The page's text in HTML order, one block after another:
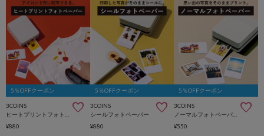
5％OFFクーポン
3COINS
ヒートプリントフォトペーパー
¥880
5％OFFクーポン
3COINS
シールフォトペーパー
¥880
5％OFFクーポン
3COINS
ノーマルフォトペーパー
¥550